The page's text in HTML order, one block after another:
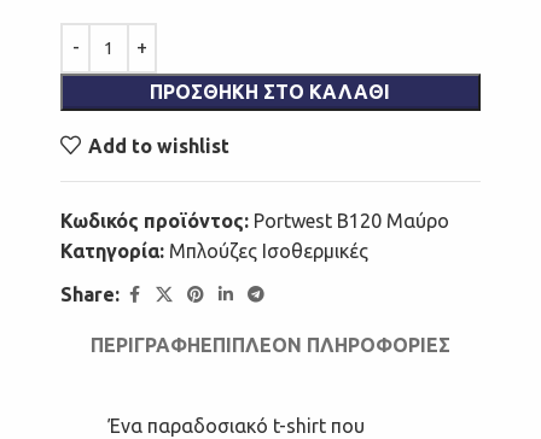
ΠΡΟΣΘΉΚΗ ΣΤΟ ΚΑΛΆΘΙ
Add to wishlist
Κωδικός προϊόντος: Portwest B120 Μαύρο
Κατηγορία: Μπλούζες Ισοθερμικές
Share:
ΠΕΡΙΓΡΑΦΉΕΠΙΠΛΈΟΝ ΠΛΗΡΟΦΟΡΊΕΣ
Ένα παραδοσιακό t-shirt που